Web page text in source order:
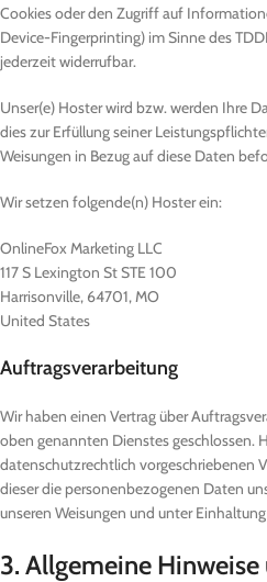
Cookies oder den Zugriff auf
Device-Fingerprinting) im Sinne des
jederzeit widerrufbar.
Unser(e) Hoster wird bzw. werden Ihre
dies zur Erfüllung seiner
Weisungen in Bezug auf diese Daten
Wir setzen folgende(n) Hoster ein:
OnlineFox Marketing LLC
117 S Lexington St STE 100
Harrisonville, 64701, MO
United States
Auftragsverarbeitung
Wir haben einen Vertrag über
oben genannten Dienstes geschlossen.
datenschutzrechtlich vorgeschriebenen
dieser die personenbezogenen Daten
unseren Weisungen und unter
3. Allgemeine